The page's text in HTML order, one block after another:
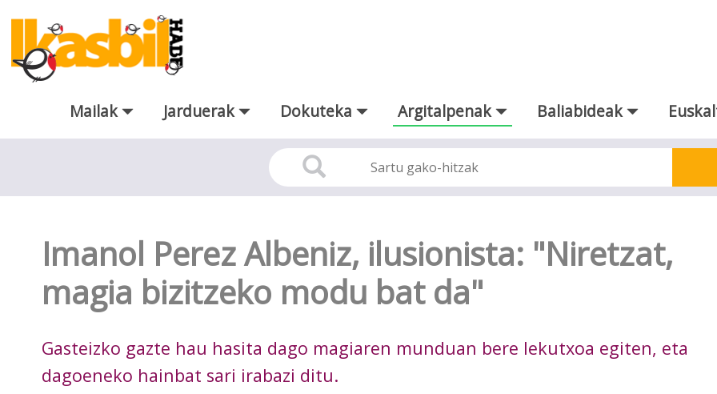
Eduki nagusira joan
Mailak Jarduerak Dokuteka Argitalpenak Baliabideak
Imanol Perez Albeniz, ilusionista: "Niretzat,
magia bizitzeko modu bat da"
Gasteizko gazte hau hasita dago magiaren munduan bere lekutxoa egiten, eta
dagoeneko hainbat sari irabazi ditu.